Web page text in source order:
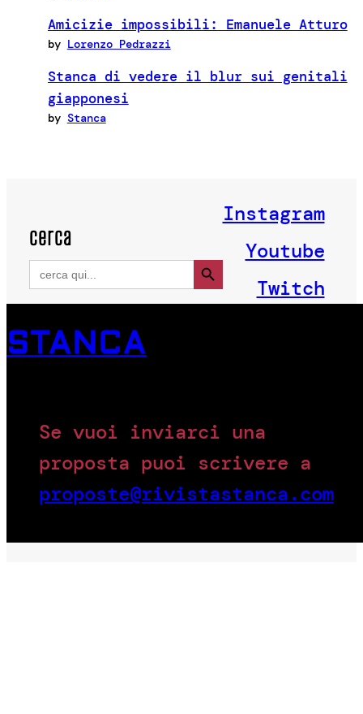
Amicizie impossibili: Emanuele Atturo
by Lorenzo Pedrazzi
Stanca di vedere il blur sui genitali
giapponesi
by Stanca
cerca
Search
for:
Search Button
Instagram
Youtube
Twitch
STANCA
Se vuoi inviarci una
proposta puoi scrivere a
proposte@rivistastanca.com